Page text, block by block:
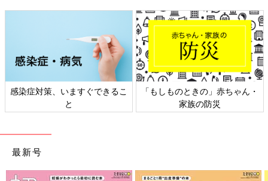
感染症対策、いますぐできるこ
と
「もしものときの」赤ちゃん・
家族の防災
最新号